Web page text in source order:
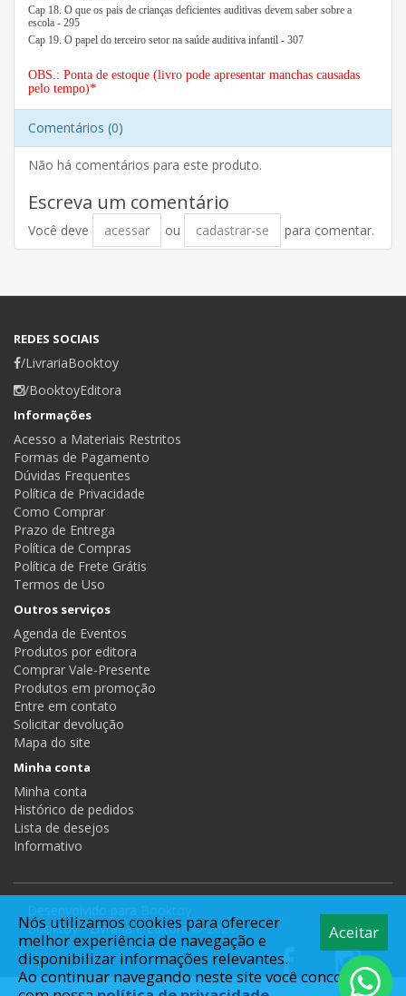
Cap 18. O que os pais de crianças deficientes auditivas devem saber sobre a
escola - 295
Cap 19. O papel do terceiro setor na saúde auditiva infantil - 307
OBS.: Ponta de estoque (livro pode apresentar manchas causadas
pelo tempo)*
Comentários (0)
Não há comentários para este produto.
Escreva um comentário
Você deve acessar ou cadastrar-se para comentar.
REDES SOCIAIS
/LivrariaBooktoy
/BooktoyEditora
Informações
Acesso a Materiais Restritos
Formas de Pagamento
Dúvidas Frequentes
Política de Privacidade
Como Comprar
Prazo de Entrega
Política de Compras
Política de Frete Grátis
Termos de Uso
Outros serviços
Agenda de Eventos
Produtos por editora
Comprar Vale-Presente
Produtos em promoção
Entre em contato
Solicitar devolução
Mapa do site
Minha conta
Minha conta
Histórico de pedidos
Lista de desejos
Informativo
Booktoy - Livraria e Editora © 2026
Aceitar
Nós utilizamos cookies para oferecer
melhor experiência de navegação e
disponibilizar informações relevantes.
Ao continuar navegando neste site você concorda